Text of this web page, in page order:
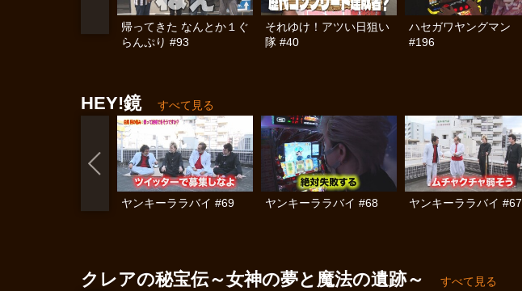
帰ってきた なんとか１ぐ
らんぷり #93
それゆけ！アツい日狙い
隊 #40
ハセガワヤングマン
#196
HEY!鏡 すべて見る
ヤンキーララバイ #69 ヤンキーララバイ #68 ヤンキーララバイ #67
クレアの秘宝伝～女神の夢と魔法の遺跡～ すべて見る